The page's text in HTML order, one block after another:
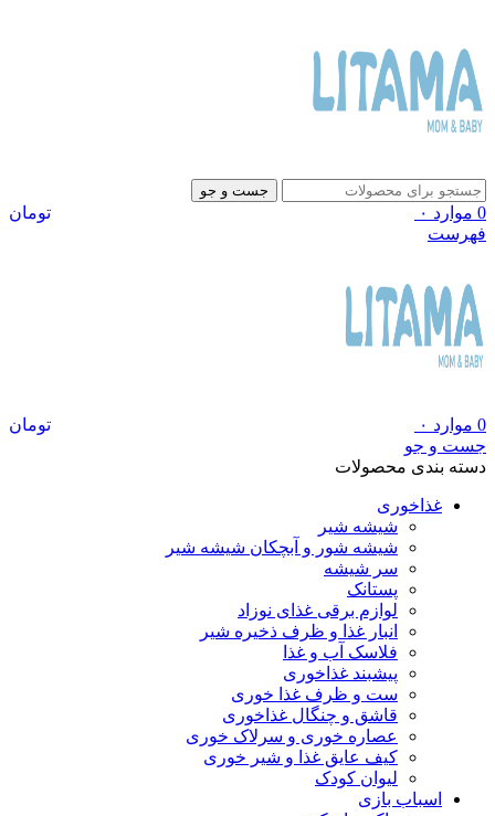
جست و جو
0 موارد ۰
تومان
فهرست
0 موارد ۰
تومان
جست و جو
دسته بندی محصولات
غذاخوری
شیشه شیر
شیشه ‌شور و آبچکان شیشه‌ شیر
سر شیشه
پستانک
لوازم برقی غذای نوزاد
انبار غذا و ظرف ذخیره شیر
فلاسک آب و غذا
پیشبند غذاخوری
ست و ظرف غذا خوری
قاشق و چنگال غذاخوری
عصاره خوری و سرلاک خوری
کیف عایق غذا و شیر خوری
لیوان کودک
اسباب بازی